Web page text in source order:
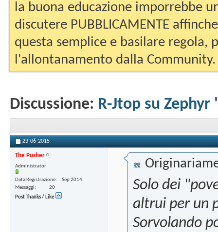
la buona educazione imporrebbe
discutere PUBBLICAMENTE
questa semplice e basilare regola,
l'allontanamento dalla Community.
Discussione: R-Jtop su
23-06-2015
The Pusher
Administrator
Data Registrazione
Sep 2014
Messaggi
20
Post Thanks / Like
Solo dei
altrui per un
Sorvolando